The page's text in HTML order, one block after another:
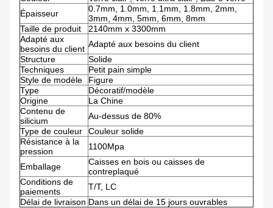
Épaisseur
0.7mm, 1.0mm, 1.1mm, 1.8mm, 2mm,
3mm, 4mm, 5mm, 6mm, 8mm
Taille de produit
2140mm x 3300mm
Adapté aux
besoins du client Adapté aux besoins du client
Structure
Solide
Techniques
Petit pain simple
Style de modèle
Figure
Type
Décoratif/modèle
Origine
La Chine
Contenu de
silicium
Au-dessus de 80%
Type de couleur
Couleur solide
Résistance à la
pression
1100Mpa
Emballage
Caisses en bois ou caisses de
contreplaqué
Conditions de
paiements
T/T, LC
Délai de livraison Dans un délai de 15 jours ouvrables